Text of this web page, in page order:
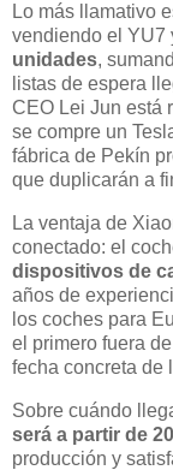
Lo más llamativo
vendiendo el YU7
unidades,
listas de espera
CEO Lei Jun está
se compre un
fábrica de Pekín
que duplicarán a
La ventaja de
conectado: el
dispositivos de
años de
los coches para
el primero fuera
fecha concreta de
Sobre cuándo
será a partir de
producción y